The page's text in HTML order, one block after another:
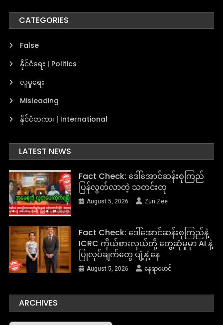
CATEGORIES
False
နိုင်ငံရေး | Politics
လူမှုရေး
Misleading
နိုင်ငံတကာ၊ | International
LATEST NEWS
Fact Check: ဒေါ်အောင်ဆန်းစုကြည်
ပြန်လွတ်လာတဲ့ သတင်းတု
August 5, 2026 Zun Zee
Fact Check: ဒေါ်အောင်ဆန်းစုကြည်နဲ့
ICRC ကိုယ်စားလှယ်တို့ တွေ့ဆုံမှုမှာ AI နဲ့
ပြုလုပ်ချက်တွေ ပျံ့နှံ့နေ
August 5, 2026 နေရာမောင်
ARCHIVES